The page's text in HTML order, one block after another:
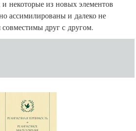
некоторые из новых элементов
ассимилированы и далеко не
совместимы друг с другом.